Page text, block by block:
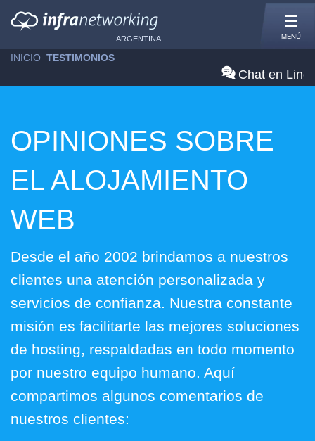
ARGENTINA MENÚ
INICIO »TESTIMONIOS
Chat en
OPINIONES SOBRE
EL ALOJAMIENTO
WEB
Desde el año 2002 brindamos a nuestros
clientes una atención personalizada y
servicios de confianza. Nuestra constante
misión es facilitarte las mejores soluciones
de hosting, respaldadas en todo momento
por nuestro equipo humano. Aquí
compartimos algunos comentarios de
nuestros clientes: